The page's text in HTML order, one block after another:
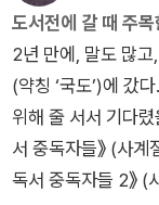
에 포식자가 없고 달
는 하루에 10시간남
것은 아니다. 특이
절반씩만 잘 수 있
있다
해볼까? 잘린 머리
시한 질병은 사실
로 그런 질병을 무
어뜨릴 때가 많다.
자주 일어나지 않는
틱」에 쓴 글에서
벽을 넘어서 우리를
상태로 축 늘어져서
면서 기적적인 방식
집어넣는 잡다한 음
일반적으로 꽤 높은
습관을 이용한 자
바디> (빌 브라이슨
도서전에 갈 때 주
2년 만에, 말도 많
(약칭 ‘국도’)에 갔
위해 줄 서서 기다렸을 때 썼다. * 이창현 ·
서 중독자들》 (사계절, 2018년) * 이창
독서 중독자들 2》 (